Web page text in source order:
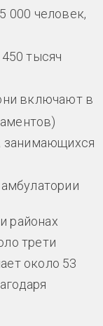
000 человек,
тысяч
включают в
занимающихся
районах
трети
около 53